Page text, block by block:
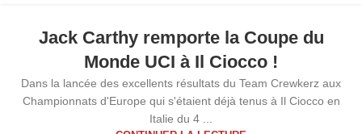
Jack Carthy remporte la Coupe du
Monde UCI à Il Ciocco !
Dans la lancée des excellents résultats du Team Crewkerz aux
Championnats d'Europe qui s'étaient déjà tenus à Il Ciocco en
Italie du 4 ...